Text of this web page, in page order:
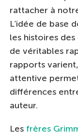
rattacher à
L’idée de base
les histoires
de véritables
rapports
attentive
différences
auteur.
Les frères